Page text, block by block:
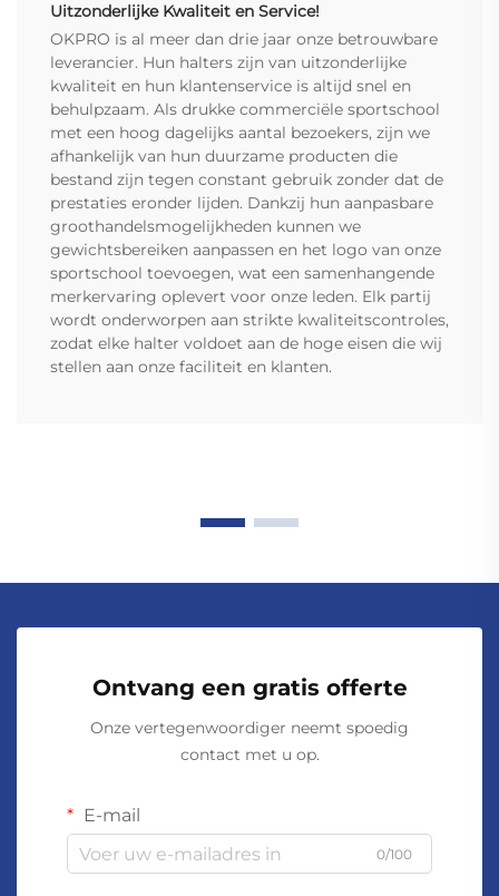
Uitzonderlijke Kwaliteit en Service!
OKPRO is al meer dan drie jaar onze betrouwbare
leverancier. Hun halters zijn van uitzonderlijke
kwaliteit en hun klantenservice is altijd snel en
behulpzaam. Als drukke commerciële sportschool
met een hoog dagelijks aantal bezoekers, zijn we
afhankelijk van hun duurzame producten die
bestand zijn tegen constant gebruik zonder dat de
prestaties eronder lijden. Dankzij hun aanpasbare
groothandelsmogelijkheden kunnen we
gewichtsbereiken aanpassen en het logo van onze
sportschool toevoegen, wat een samenhangende
merkervaring oplevert voor onze leden. Elk partij
wordt onderworpen aan strikte kwaliteitscontroles,
zodat elke halter voldoet aan de hoge eisen die wij
stellen aan onze faciliteit en klanten.
Ontvang een gratis offerte
Onze vertegenwoordiger neemt spoedig
contact met u op.
E-mail
0/100